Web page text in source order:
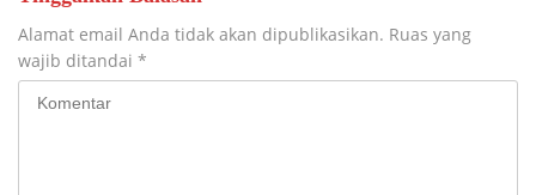
Alamat email Anda tidak akan dipublikasikan. Ruas yang
wajib ditandai *